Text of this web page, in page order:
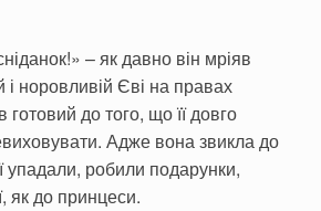
– як давно він мріяв
і норовливій Єві на правах
готовий до того, що її довго
Адже вона звикла до
упадали, робили подарунки,
як до принцеси.